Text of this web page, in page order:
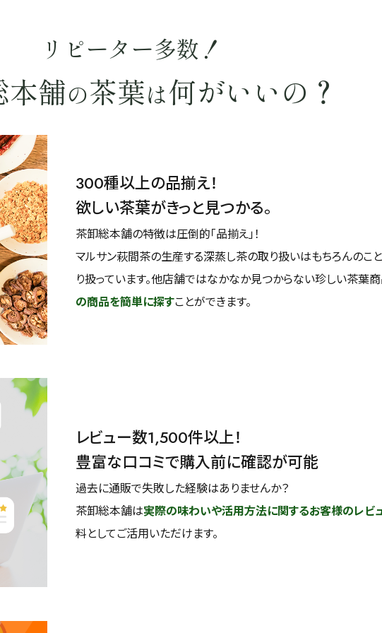
リピーター多数！
本舗の茶葉は何がいいの？
300種以上の品揃え！
欲しい茶葉がきっと見つかる。
茶卸総本舗の特徴は圧倒的「品揃え」！
マルサン萩間茶の生産する深蒸し茶の取り扱いはもちろんの
り扱っています。他店舗ではなかなか見つからない珍しい茶葉
の商品を簡単に探すことができます。
レビュー数1,500件以上！
豊富な口コミで購入前に確認が可能
過去に通販で失敗した経験はありませんか？
茶卸総本舗は実際の味わいや活用方法に関するお客様のレビ
料としてご活用いただけます。